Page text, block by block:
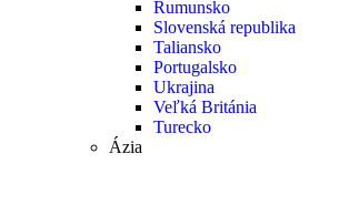
Rumunsko
Slovenská republika
Taliansko
Portugalsko
Ukrajina
Veľká Británia
Turecko
Ázia